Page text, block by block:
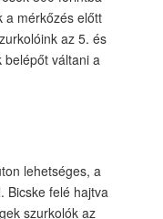
a mérkőzés előtt
az 5. és
belépőt váltani a
lehetséges, a
Bicske felé hajtva
szurkolók az